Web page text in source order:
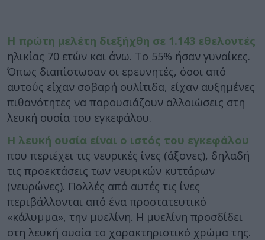
Η πρώτη μελέτη διεξήχθη σε 1.143 εθελοντές
ηλικίας 70 ετών και άνω. Το 55% ήσαν γυναίκες.
Όπως διαπίστωσαν οι ερευνητές, όσοι από
αυτούς είχαν σοβαρή ουλίτιδα, είχαν αυξημένες
πιθανότητες να παρουσιάζουν αλλοιώσεις στη
λευκή ουσία του εγκεφάλου.
Η λευκή ουσία είναι ο ιστός του εγκεφάλου
που περιέχει τις νευρικές ίνες (άξονες), δηλαδή
τις προεκτάσεις των νευρικών κυττάρων
(νευρώνες). Πολλές από αυτές τις ίνες
περιβάλλονται από ένα προστατευτικό
«κάλυμμα», την μυελίνη. Η μυελίνη προσδίδει
στη λευκή ουσία το χαρακτηριστικό χρώμα της.